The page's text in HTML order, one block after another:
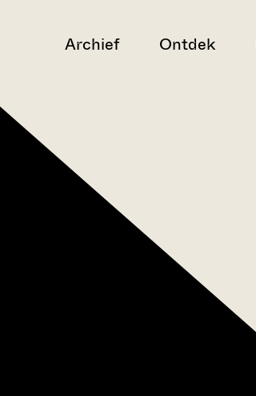
Archief Ontdek